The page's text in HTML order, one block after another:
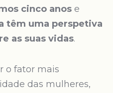
cinco anos e
têm uma perspetiva
as suas vidas.
o fator mais
das mulheres,